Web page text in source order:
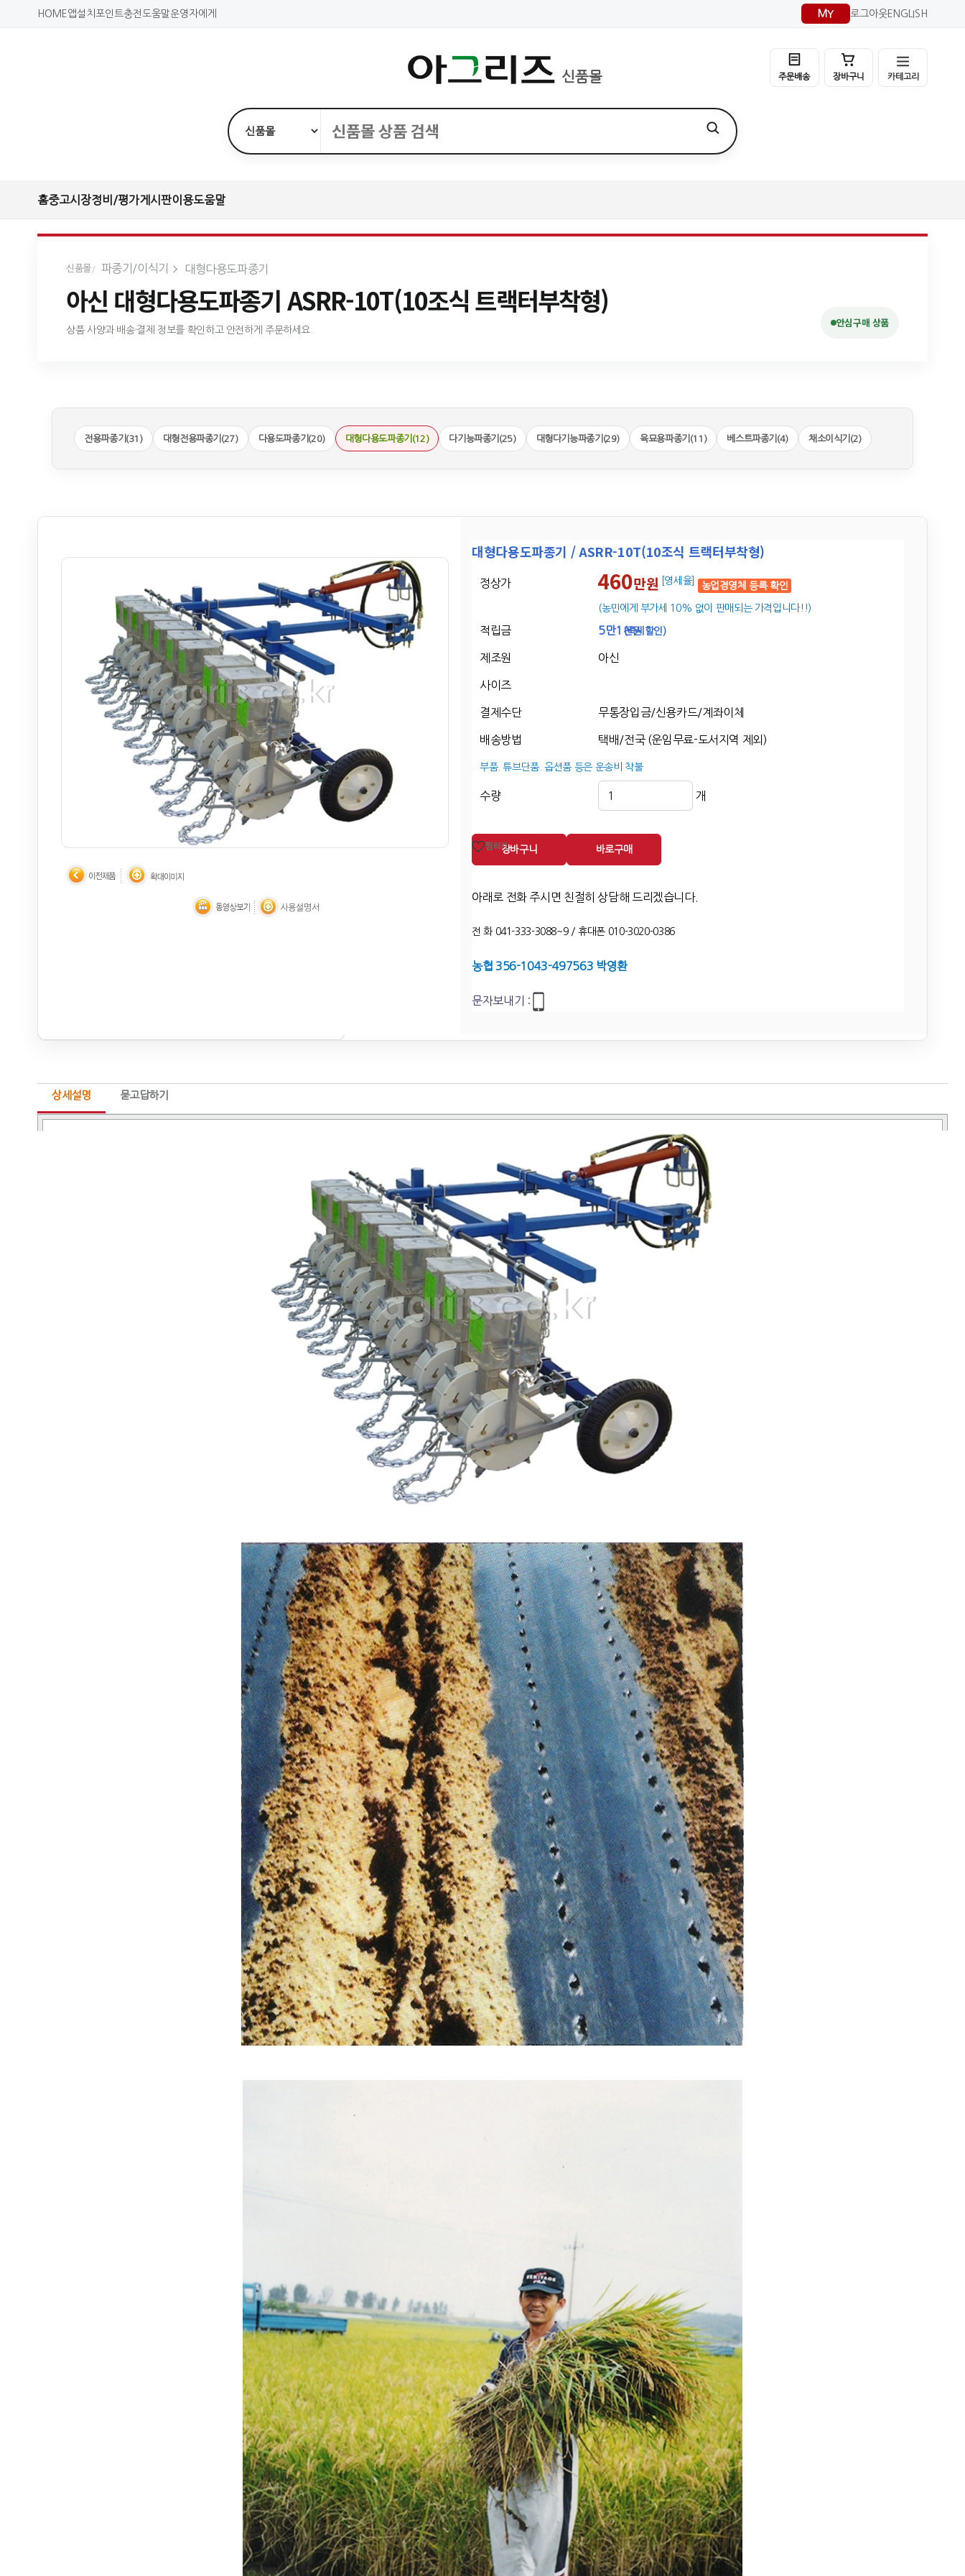
HOME 앱설치 포인트충전도움말운영자에게 MY 로그아웃ENGLISH
신품몰 주문배송 장바구니 카테고리
홈중고시장정비/평가게시판이용도움말
신품몰 파종기/이식기 대형다용도파종기
아신 대형다용도파종기 ASRR-10T(10조식 트랙터부착형)
상품 사양과 배송·결제 정보를 확인하고 안전하게 주문하세요.
안심구매 상품
전용파종기(31) 대형전용파종기(27) 다용도파종기(20) 대형다용도파종기(12) 다기능파종기(25) 대형다기능파종기(29) 육묘용파종기(11) 베스트파종기(4) 채소이식기(2)
대형다용도파종기 / ASRR-10T(10조식 트랙터부착형)
정상가 460만원 [영세율] 농업경영체 등록 확인
(농민에게 부가세 10% 없이 판매되는 가격입니다!!)
적립금 5만1 천원
(즉시할인)
제조원 아신
사이즈
결제수단 무통장입금/신용카드/계좌이체
배송방법 택배/전국 (운임무료-도서지역 제외)
부품. 튜브단품. 옵션품 등은 운송비 착불
수량 개
찜하기장바구니 바로구매
아래로 전화 주시면 친절히 상담해 드리겠습니다.
전 화 041-333-3088~9 / 휴대폰 010-3020-0386
농협 356-1043-497563 박영환
문자보내기 :
상세설명 묻고답하기